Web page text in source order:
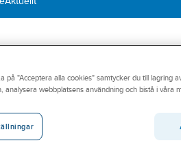
på "Acceptera alla cookies" samtycker du till lagring
analysera webbplatsens användning och bistå i våra